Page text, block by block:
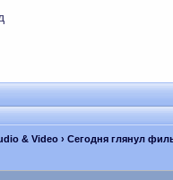
& Video› Сегодня глянул